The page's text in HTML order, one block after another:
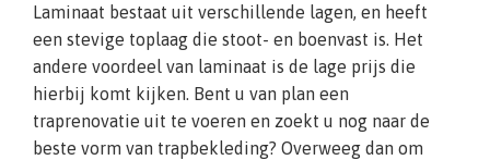
Laminaat bestaat uit verschillende lagen, en heeft
een stevige toplaag die stoot- en boenvast is. Het
andere voordeel van laminaat is de lage prijs die
hierbij komt kijken. Bent u van plan een
traprenovatie uit te voeren en zoekt u nog naar de
beste vorm van trapbekleding? Overweeg dan om